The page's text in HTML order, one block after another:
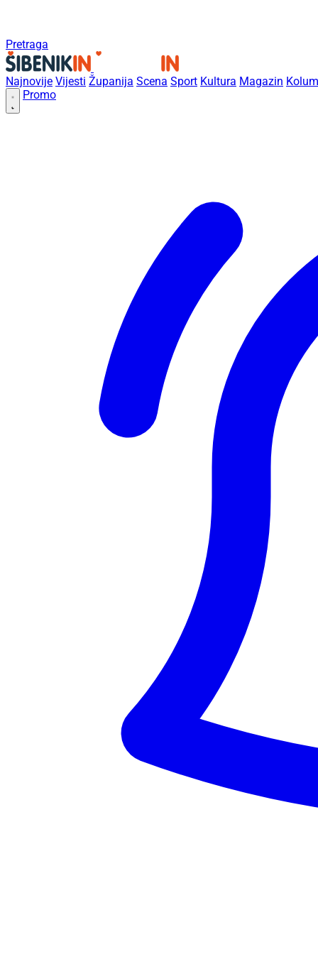
Pretraga
Najnovije Vijesti Županija Scena Sport Kultura Magazin
Promo